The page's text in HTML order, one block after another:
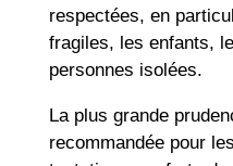
respectées, en
fragiles, les enfants,
personnes isolées.
La plus grande
recommandée pour